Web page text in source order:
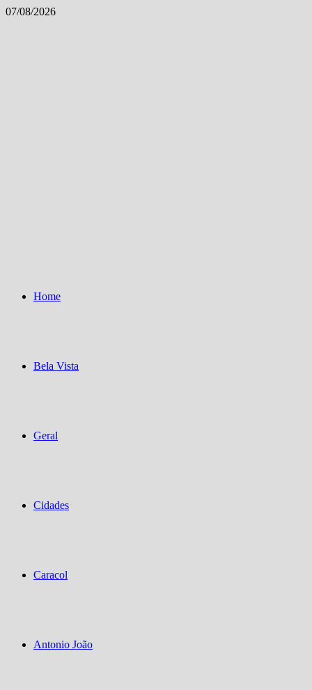
Skip
07/08/2026
Home
Bela Vista
Geral
Cidades
Caracol
Antonio João